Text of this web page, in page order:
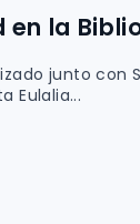
en la
junto con
Eulalia...